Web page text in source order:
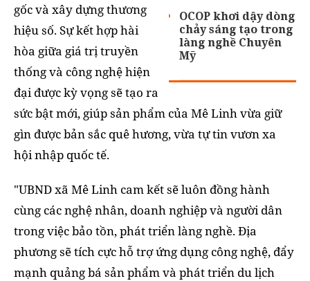
OCOP khơi dậy dòng
chảy sáng tạo trong
làng nghề Chuyên
Mỹ
gốc và xây dựng thương
hiệu số. Sự kết hợp hài
hòa giữa giá trị truyền
thống và công nghệ hiện
đại được kỳ vọng sẽ tạo ra
sức bật mới, giúp sản phẩm của Mê Linh vừa giữ
gìn được bản sắc quê hương, vừa tự tin vươn xa
hội nhập quốc tế.
"UBND xã Mê Linh cam kết sẽ luôn đồng hành
cùng các nghệ nhân, doanh nghiệp và người dân
trong việc bảo tồn, phát triển làng nghề. Địa
phương sẽ tích cực hỗ trợ ứng dụng công nghệ, đẩy
mạnh quảng bá sản phẩm và phát triển du lịch